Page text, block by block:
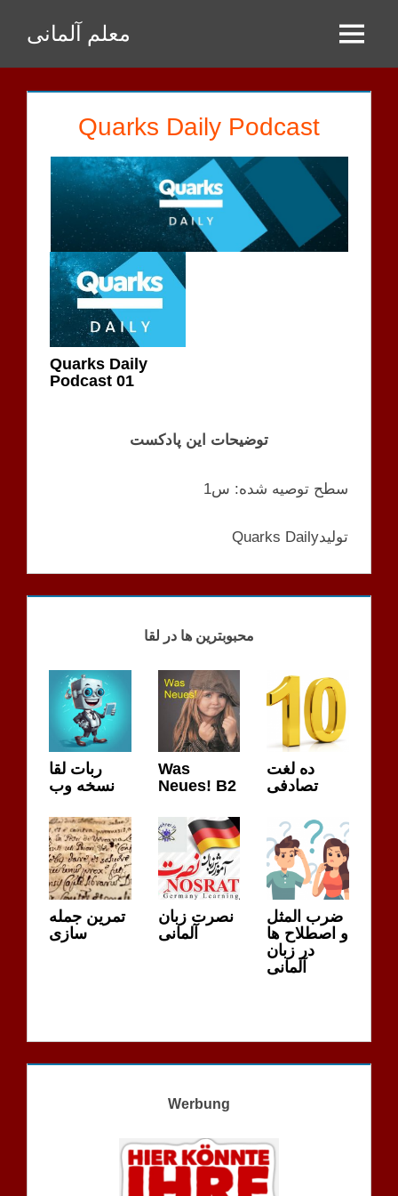
Inhalt
springen
معلم آلمانی Menu
Quarks Daily Podcast
Quarks Daily
Podcast 01
توضیحات این پادکست
سطح توصیه شده: س1
Quarks Dailyتولید
محبوبترین ها در لقا
ربات لقا
نسخه وب
Was
Neues! B2
ده لغت
تصادفی
تمرین جمله
سازی
نصرت زبان
آلمانی
ضرب المثل
و اصطلاح ها
در زبان
آلمانی
Werbung